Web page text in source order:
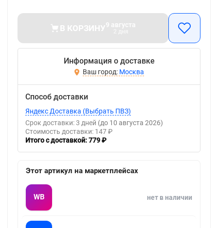
В КОРЗИНУ9 августа
Информация о доставке
Москва
Способ доставки
Яндекс Доставка (Выбрать ПВЗ)
Срок доставки: 3 дней (до 10 августа 2026)
Стоимость доставки: 147 ₽
Итого с доставкой: 779 ₽
Этот артикул на маркетплейсах
WB нет в наличии